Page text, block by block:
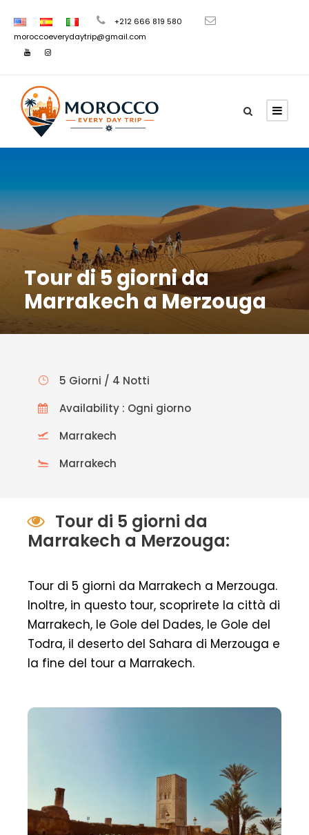
+212 666 819 580
moroccoeverydaytrip@gmail.com
Tour di 5 giorni da
Marrakech a Merzouga
5 Giorni / 4 Notti
Availability : Ogni giorno
Marrakech
Marrakech
Tour di 5 giorni da
Marrakech a Merzouga:
Tour di 5 giorni da Marrakech a Merzouga.
Inoltre, in questo tour, scoprirete la città di
Marrakech, le Gole del Dades, le Gole del
Todra, il deserto del Sahara di Merzouga e
la fine del tour a Marrakech.